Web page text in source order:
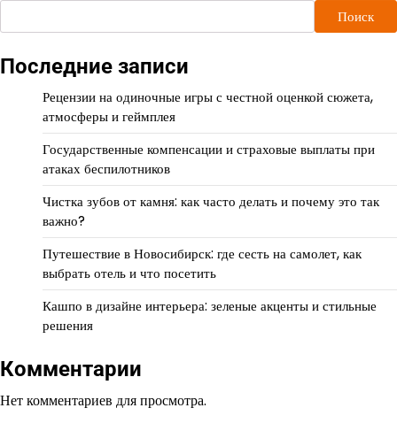
Поиск
Последние записи
Рецензии на одиночные игры с честной оценкой сюжета,
атмосферы и геймплея
Государственные компенсации и страховые выплаты при
атаках беспилотников
Чистка зубов от камня: как часто делать и почему это так
важно?
Путешествие в Новосибирск: где сесть на самолет, как
выбрать отель и что посетить
Кашпо в дизайне интерьера: зеленые акценты и стильные
решения
Комментарии
Нет комментариев для просмотра.